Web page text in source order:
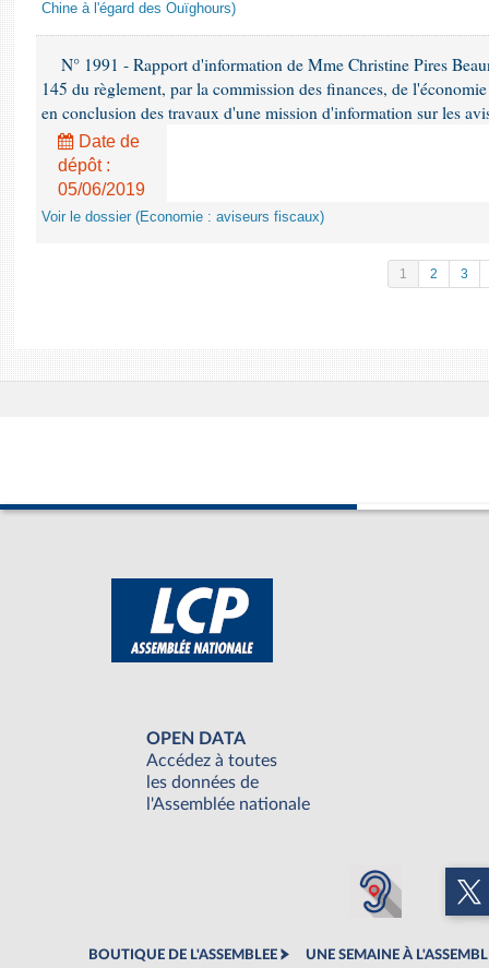
Chine à l'égard des Ouïghours)
N° 1991 - Rapport d'information de Mme Christine Pires
145 du règlement, par la commission des finances, de
en conclusion des travaux d'une mission d'information sur les
Date de
dépôt :
05/06/2019
Voir le dossier (Economie : aviseurs fiscaux)
1 2 3
OPEN DATA
Accédez à toutes
les données de
l'Assemblée nationale
BOUTIQUE DE L'ASSEMBLEE UNE SEMAINE À